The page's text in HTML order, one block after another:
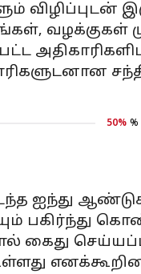
50%
ஐந்து
பகிர்ந்து
கைது